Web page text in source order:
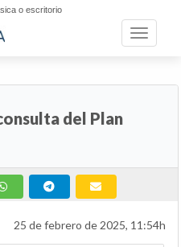
o escritorio
Toggle
del Plan
25 de febrero de 2025, 11:54h